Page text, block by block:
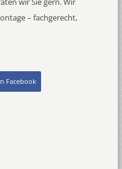
– fachgerecht,
Facebook